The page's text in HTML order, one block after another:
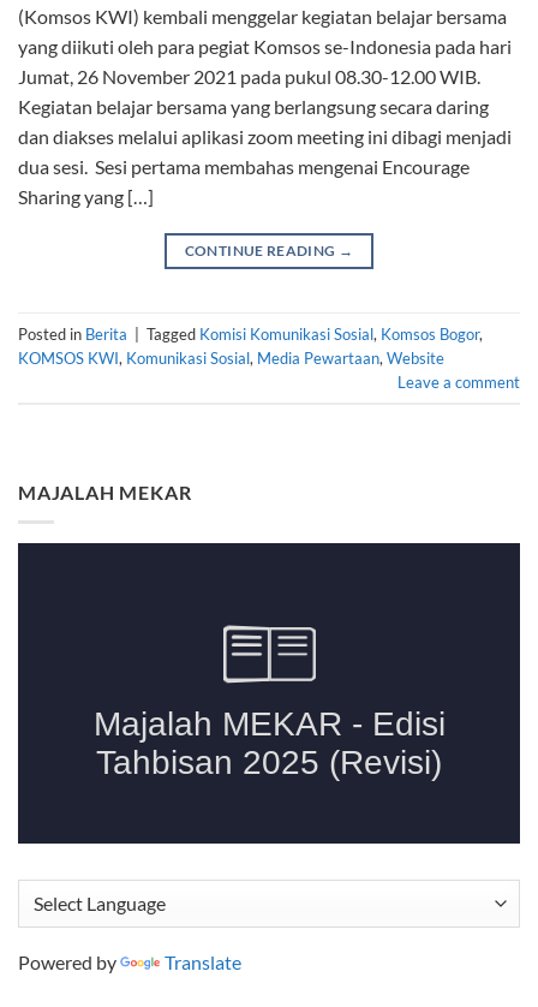
(Komsos KWI) kembali menggelar kegiatan belajar bersama
yang diikuti oleh para pegiat Komsos se-Indonesia pada hari
Jumat, 26 November 2021 pada pukul 08.30-12.00 WIB.
Kegiatan belajar bersama yang berlangsung secara daring
dan diakses melalui aplikasi zoom meeting ini dibagi menjadi
dua sesi. Sesi pertama membahas mengenai Encourage
Sharing yang […]
CONTINUE READING →
Posted in Berita | Tagged Komisi Komunikasi Sosial, Komsos Bogor,
KOMSOS KWI, Komunikasi Sosial, Media Pewartaan, Website
Leave a comment
MAJALAH MEKAR
Powered by Translate